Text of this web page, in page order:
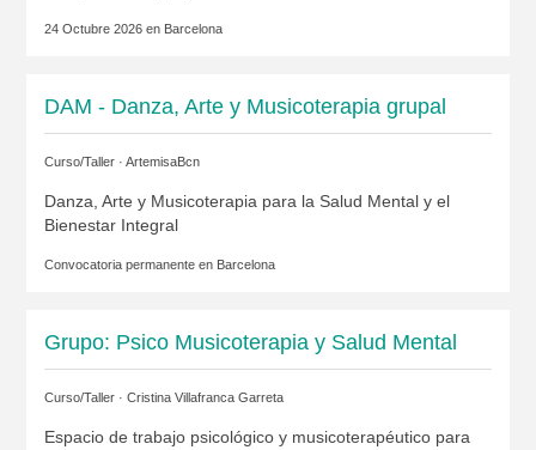
24 Octubre 2026 en Barcelona
DAM - Danza, Arte y Musicoterapia grupal
Curso/Taller · ArtemisaBcn
Danza, Arte y Musicoterapia para la Salud Mental y el
Bienestar Integral
Convocatoria permanente en Barcelona
Grupo: Psico Musicoterapia y Salud Mental
Curso/Taller · Cristina Villafranca Garreta
Espacio de trabajo psicológico y musicoterapéutico para